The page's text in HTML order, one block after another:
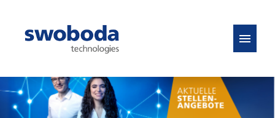
EN
Stellenangebote